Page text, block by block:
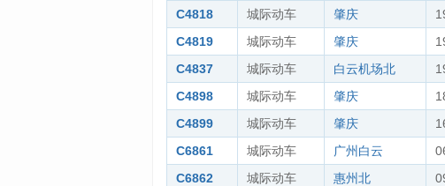
C4818
城际动车 肇庆
C4819
城际动车 肇庆
C4837
城际动车 白云机场北
C4898
城际动车 肇庆
C4899
城际动车 肇庆
C6861
城际动车 广州白云
C6862
城际动车 惠州北